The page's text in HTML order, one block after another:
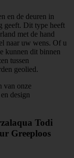
en de deuren in
geeft. Dit type heeft
met de hand
naar uw wens. Of u
kunnen dit binnen
tussen
geolied.
van onze
design
Todi
Greeploos